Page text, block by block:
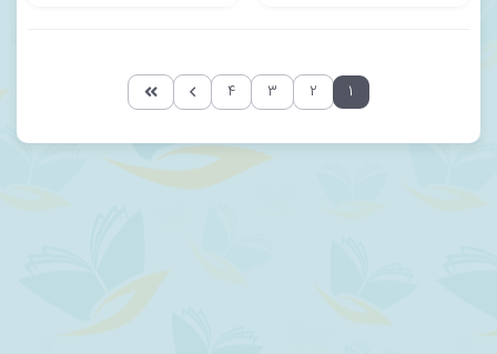
۱ ۲ ۳ ۴